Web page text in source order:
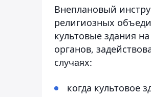
Внеплановый
религиозных
культовые здания
органов,
случаях:
когда культовое